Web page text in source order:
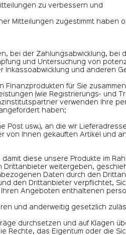
zu verbessern und
Mitteilungen zugestimmt haben
bei der Zahlungsabwicklung, bei
und Untersuchung von
und anderen
Finanzprodukten für Sie
(wie Registrierungs- und
verwenden Ihre
haben;
Post usw.), an die wir
von Ihnen gekauften Artikel und
diese unsere Produkte im
weitergeben,
Daten durch den
den Drittanbieter verpflichtet,
Angeboten enthaltenen
und anderweitig gesetzlich
durchsetzen und auf Klagen
Rechte, das Eigentum oder die